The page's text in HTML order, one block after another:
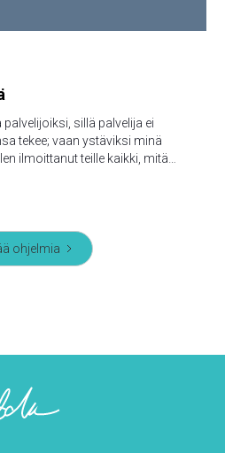
sillä palvelija ei
tekee; vaan ystäviksi minä
ilmoittanut teille kaikki, mitä
ohjelmia